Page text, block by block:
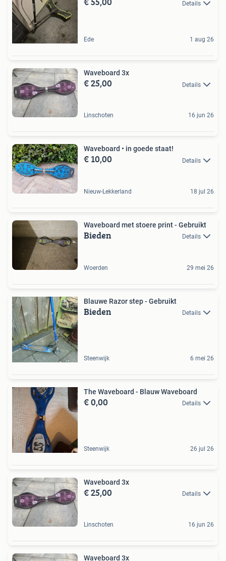
Details
Ede 1 aug 26
Waveboard 3x
€ 25,00 Details
Linschoten 16 jun 26
Waveboard • in goede staat!
€ 10,00 Details
Nieuw-Lekkerland 18 jul 26
Waveboard met stoere print - Gebruikt
Bieden Details
Woerden 29 mei 26
Blauwe Razor step - Gebruikt
Bieden Details
Steenwijk 6 mei 26
The Waveboard - Blauw Waveboard
€ 0,00 Details
Steenwijk 26 jul 26
Waveboard 3x
€ 25,00 Details
Linschoten 16 jun 26
Waveboard 3x